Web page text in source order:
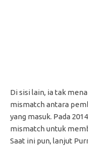
Di sisi lain, ia tak
mismatch antara
yang masuk. Pada
mismatch untuk
Saat ini pun, lanjut